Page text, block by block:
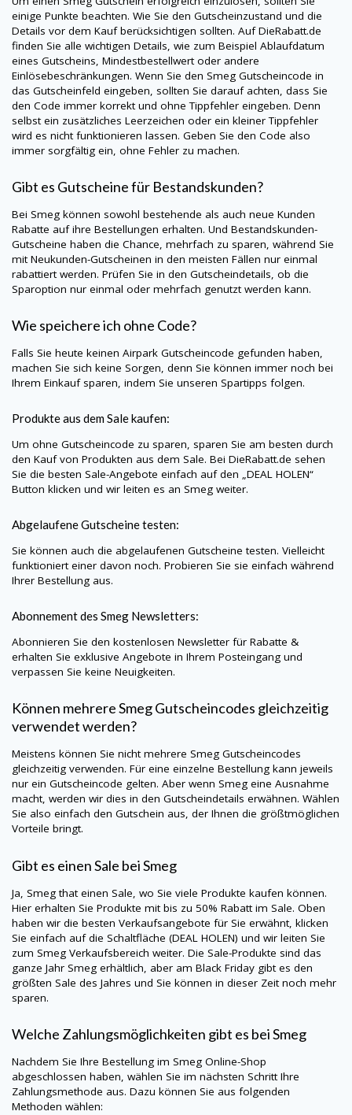
einige Punkte beachten. Wie Sie den Gutscheinzustand und die
Details vor dem Kauf berücksichtigen sollten. AufDieRabatt.de
finden Sie alle wichtigen Details, wie zum Beispiel Ablaufdatum
eines Gutscheins, Mindestbestellwert oder andere
Einlösebeschränkungen. Wenn Sie den Smeg Gutscheincode in
das Gutscheinfeld eingeben, sollten Sie darauf achten, dass Sie
den Code immer korrekt und ohne Tippfehler eingeben. Denn
selbst ein zusätzliches Leerzeichen oder ein kleiner Tippfehler
wird es nicht funktionieren lassen. Geben Sie den Code also
immer sorgfältig ein, ohne Fehler zu machen.
Gibt es Gutscheine für Bestandskunden?
Bei Smeg können sowohl bestehende als auch neue Kunden
Rabatte auf ihre Bestellungen erhalten. Und Bestandskunden-
Gutscheine haben die Chance, mehrfach zu sparen, während Sie
mit Neukunden-Gutscheinen in den meisten Fällen nur einmal
rabattiert werden. Prüfen Sie in den Gutscheindetails, ob die
Sparoption nur einmal oder mehrfach genutzt werden kann.
Wie speichere ich ohne Code?
Falls Sie heute keinen Airpark Gutscheincode gefunden haben,
machen Sie sich keine Sorgen, denn Sie können immer noch bei
Ihrem Einkauf sparen, indem Sie unseren Spartipps folgen.
Produkte aus dem Sale kaufen:
Um ohne Gutscheincode zu sparen, sparen Sie am besten durch
den Kauf von Produkten aus dem Sale. Bei DieRabatt.de sehen
Sie die besten Sale-Angebote einfach auf den „DEAL HOLEN“
Button klicken und wir leiten es an Smeg weiter.
Abgelaufene Gutscheine testen:
Sie können auch die abgelaufenen Gutscheine testen. Vielleicht
funktioniert einer davon noch. Probieren Sie sie einfach während
Ihrer Bestellung aus.
Abonnement des Smeg Newsletters:
Abonnieren Sie den kostenlosen Newsletter für Rabatte &
erhalten Sie exklusive Angebote in Ihrem Posteingang und
verpassen Sie keine Neuigkeiten.
Können mehrereSmegGutscheincodes gleichzeitig
verwendet werden?
Meistens können Sie nicht mehrere Smeg Gutscheincodes
gleichzeitig verwenden. Für eine einzelne Bestellung kann jeweils
nur ein Gutscheincode gelten. Aber wenn Smeg eine Ausnahme
macht, werden wir dies in den Gutscheindetails erwähnen. Wählen
Sie also einfach den Gutschein aus, der Ihnen die größtmöglichen
Vorteile bringt.
Gibt es einen Sale beiSmeg
Ja, Smegthat einen Sale, wo Sie viele Produkte kaufen können.
Hier erhalten Sie Produkte mit bis zu 50% Rabatt im Sale. Oben
haben wir die besten Verkaufsangebote für Sie erwähnt, klicken
Sie einfach auf die Schaltfläche (DEAL HOLEN) und wir leiten Sie
zum Smeg Verkaufsbereich weiter. Die Sale-Produkte sind das
ganze Jahr Smeg erhältlich, aber am Black Friday gibt es den
größten Sale des Jahres und Sie können in dieser Zeit noch mehr
sparen.
Welche Zahlungsmöglichkeiten gibt es beiSmeg
Nachdem Sie Ihre Bestellung im Smeg Online-Shop
abgeschlossen haben, wählen Sie im nächsten Schritt Ihre
Zahlungsmethode aus. Dazu können Sie aus folgenden
Methoden wählen: